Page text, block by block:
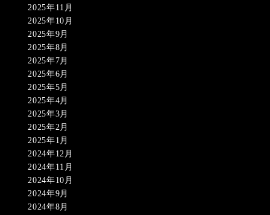
2025年11月
2025年10月
2025年9月
2025年8月
2025年7月
2025年6月
2025年5月
2025年4月
2025年3月
2025年2月
2025年1月
2024年12月
2024年11月
2024年10月
2024年9月
2024年8月